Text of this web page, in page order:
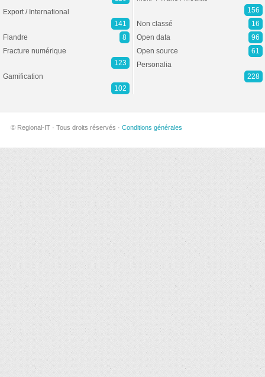
Export / International
141
Flandre
8
Fracture numérique
123
Gamification
102
156
Non classé
16
Open data
96
Open source
61
Personalia
228
© Regional-IT · Tous droits réservés · Conditions générales